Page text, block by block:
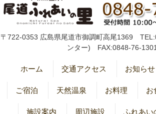
〒722-0353 広島県尾道市御調町高尾1369
ンター) FAX:0848-76-1301
ホーム 交通アクセス お知らせ
ご宿泊 天然温泉 お料理 お
施設案内 周辺施設 ふれあい